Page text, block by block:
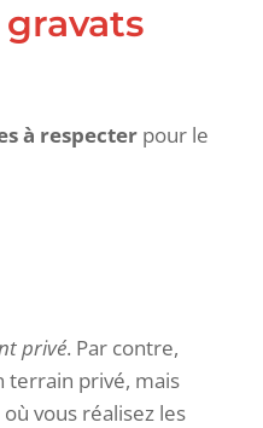
à respecter pour le
privé. Par contre,
terrain privé, mais
vous réalisez les